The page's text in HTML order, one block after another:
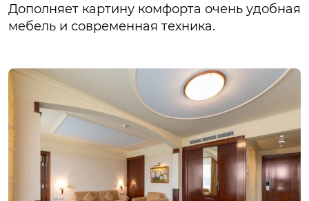
Дополняет картину комфорта очень удобная
мебель и современная техника.